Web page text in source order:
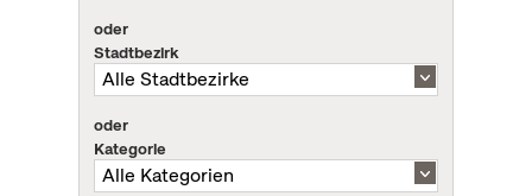
oder
Stadtbezirk
oder
Kategorie